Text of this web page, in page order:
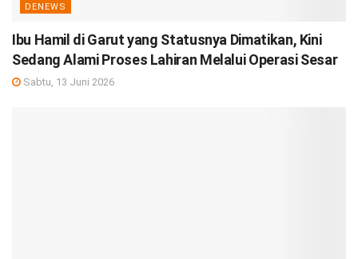
DENEWS
Ibu Hamil di Garut yang Statusnya Dimatikan, Kini
Sedang Alami Proses Lahiran Melalui Operasi Sesar
Sabtu, 13 Juni 2026